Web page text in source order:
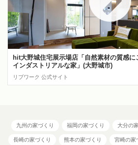
hit大野城住宅展示場店「自然素材の質感に
インダストリアルな家」(大野城市)
リブワーク 公式サイト
九州の家づくり 福岡の家づくり 大分の
長崎の家づくり 熊本の家づくり 宮崎の家